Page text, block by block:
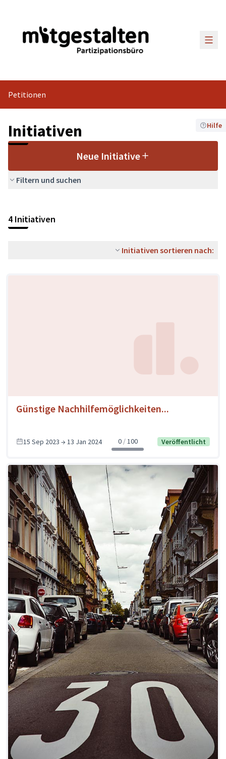
Petitionen
Initiativen
Neue Initiative
Filtern und suchen
Hilfe
4 Initiativen
Initiativen sortieren nach:
Günstige Nachhilfemöglichkeiten...
15 Sep 2023 → 13 Jan 2024 0 100 Veröffentlicht